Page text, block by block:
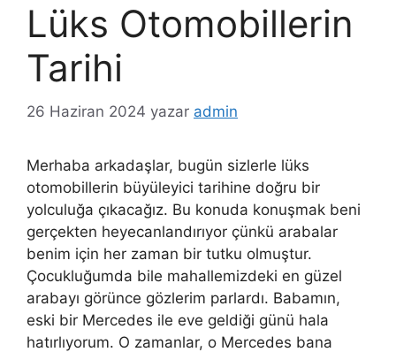
Lüks Otomobillerin
Tarihi
26 Haziran 2024 yazar admin
Merhaba arkadaşlar, bugün sizlerle lüks
otomobillerin büyüleyici tarihine doğru bir
yolculuğa çıkacağız. Bu konuda konuşmak beni
gerçekten heyecanlandırıyor çünkü arabalar
benim için her zaman bir tutku olmuştur.
Çocukluğumda bile mahallemizdeki en güzel
arabayı görünce gözlerim parlardı. Babamın,
eski bir Mercedes ile eve geldiği günü hala
hatırlıyorum. O zamanlar, o Mercedes bana